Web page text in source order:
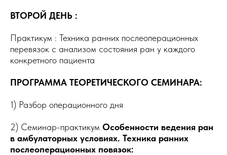
ВТОРОЙ ДЕНЬ :
Практикум : Техника ранних послеоперационных
перевязок с анализом состояния ран у каждого
конкретного пациента
ПРОГРАММА ТЕОРЕТИЧЕСКОГО СЕМИНАРА:
1) Разбор операционного дня
2) Семинар-практикум Особенности ведения ран
в амбулаторных условиях. Техника ранних
послеоперационных повязок: